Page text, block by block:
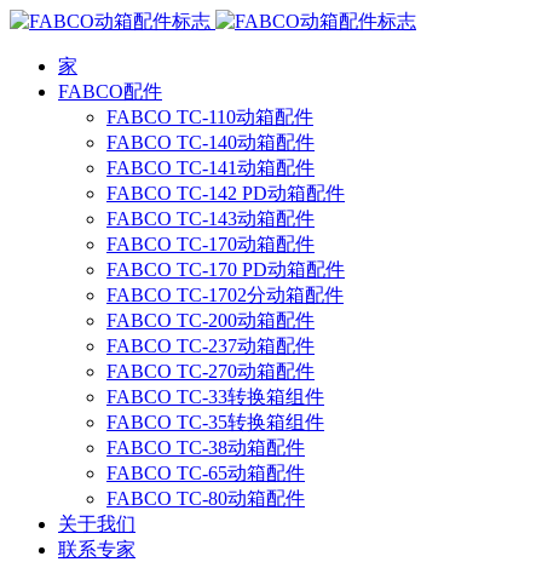
跳
家
FABCO配件
FABCO TC-110动箱配件
FABCO TC-140动箱配件
FABCO TC-141动箱配件
FABCO TC-142 PD动箱配件
FABCO TC-143动箱配件
FABCO TC-170动箱配件
FABCO TC-170 PD动箱配件
FABCO TC-1702分动箱配件
FABCO TC-200动箱配件
FABCO TC-237动箱配件
FABCO TC-270动箱配件
FABCO TC-33转换箱组件
FABCO TC-35转换箱组件
FABCO TC-38动箱配件
FABCO TC-65动箱配件
FABCO TC-80动箱配件
关于我们
联系专家